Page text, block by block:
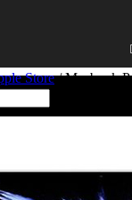
Store/Macbook